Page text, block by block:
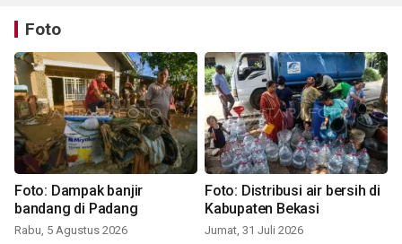
Foto
Foto: Dampak banjir
bandang di Padang
Rabu, 5 Agustus 2026
Foto: Distribusi air bersih di
Kabupaten Bekasi
Jumat, 31 Juli 2026